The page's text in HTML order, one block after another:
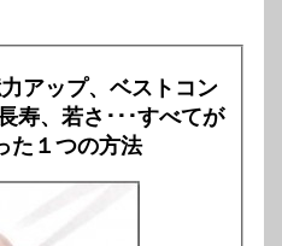
アップ、ベストコン
寿、若さ･･･すべてが
た１つの方法